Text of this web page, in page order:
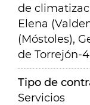
de
Elena
(Móstoles),
de Torrejón-
Tipo de
Servicios